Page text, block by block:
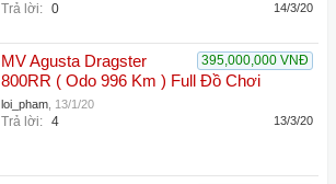
Trả lời: 0 14/3/20
395,000,000 VNĐ
MV Agusta Dragster
800RR ( Odo 996 Km ) Full Đồ Chơi
loi_pham 13/1/20
Trả lời: 4 13/3/20